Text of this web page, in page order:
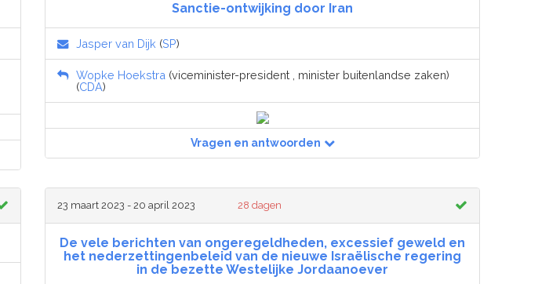
Sanctie-ontwijking door Iran
Jasper van Dijk (SP)
Wopke Hoekstra (viceminister-president , minister buitenlandse zaken)
(CDA)
Vragen en antwoorden
23 maart 2023 - 20 april 2023 28 dagen
De vele berichten van ongeregeldheden, excessief geweld en
het nederzettingenbeleid van de nieuwe Israëlische regering
in de bezette Westelijke Jordaanoever